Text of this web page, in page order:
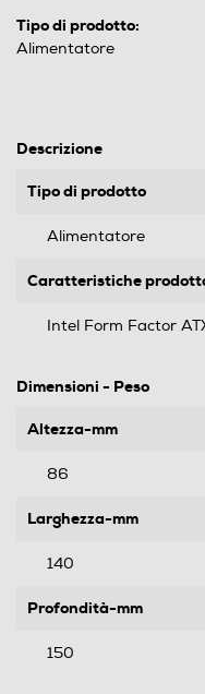
Tipo di prodotto:
Alimentatore
Descrizione
Tipo di prodotto
Alimentatore
Caratteristiche
Intel Form Factor
Dimensioni - Peso
Altezza-mm
86
Larghezza-mm
140
Profondità-mm
150